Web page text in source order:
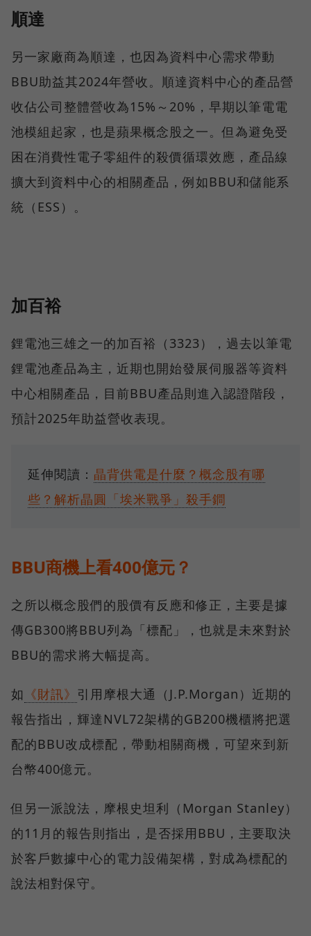
順達
另一家廠商為順達，也因為資料中心需求帶動
BBU助益其2024年營收。順達資料中心的產品營
收佔公司整體營收為15%～20%，早期以筆電電
池模組起家，也是蘋果概念股之一。但為避免受
困在消費性電子零組件的殺價循環效應，產品線
擴大到資料中心的相關產品，例如BBU和儲能系
統（ESS）。
加百裕
鋰電池三雄之一的加百裕（3323），過去以筆電
鋰電池產品為主，近期也開始發展伺服器等資料
中心相關產品，目前BBU產品則進入認證階段，
預計2025年助益營收表現。
延伸閱讀： 晶背供電是什麼？概念股有哪
些？解析晶圓「埃米戰爭」殺手鐧
BBU商機上看400億元？
之所以概念股們的股價有反應和修正，主要是據
傳GB300將BBU列為「標配」，也就是未來對於
BBU的需求將大幅提高。
如 《財訊》 引用摩根大通（J.P.Morgan）近期的
報告指出，輝達NVL72架構的GB200機櫃將把選
配的BBU改成標配，帶動相關商機，可望來到新
台幣400億元。
但另一派說法，摩根史坦利（Morgan Stanley）
的11月的報告則指出，是否採用BBU，主要取決
於客戶數據中心的電力設備架構，對成為標配的
說法相對保守。